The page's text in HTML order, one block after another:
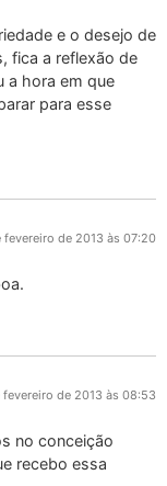
e o desejo de
fica a reflexão de
a hora em que
para esse
fevereiro de 2013 às 07:20
fevereiro de 2013 às 08:53
no conceição
recebo essa